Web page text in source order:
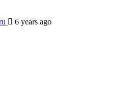
6 years ago